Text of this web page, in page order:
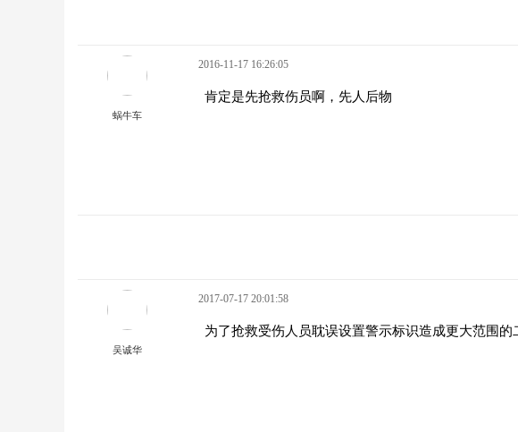
蜗牛车
2016-11-17 16:26:05
肯定是先抢救伤员啊，先人后物
吴诚华
2017-07-17 20:01:58
为了抢救受伤人员耽误设置警示标识造成更大范围的